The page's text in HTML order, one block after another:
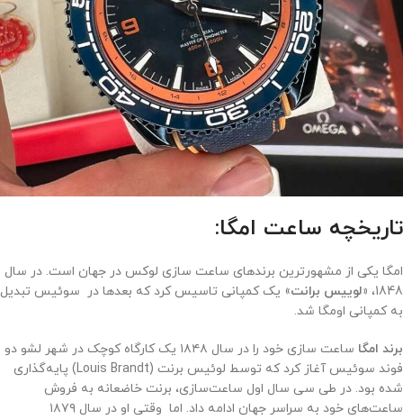
تاریخچه ساعت امگا:
امگا یکی از مشهورترین برندهای ساعت سازی لوکس در جهان است. در سال
1848، «لوییس برانت» یک کمپانی تاسیس کرد که بعدها در سوئیس تبدیل
به کمپانی اومگا شد.
برند امگا
ساعت‌ سازی خود را در سال ۱۸۴۸ یک کارگاه کوچک در شهر لشو دو
فوند سوئیس آغاز کرد که توسط لوئیس برنت (Louis Brandt) پایه‌گذاری
شده بود. در طی سی سال اول ساعت‌سازی، برنت خاضعانه به فروش
ساعت‌های خود به سراسر جهان ادامه داد. اما وقتی او در سال ۱۸۷۹